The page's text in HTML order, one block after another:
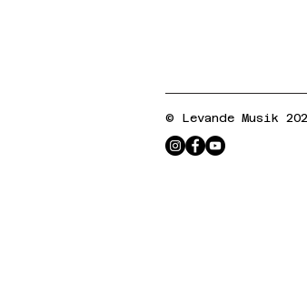
© Levande Musik